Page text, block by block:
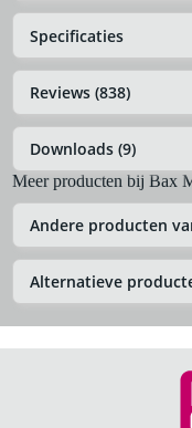
Specificaties
Reviews (838)
Downloads (9)
Meer producten bij Bax
Andere producten
Alternatieve